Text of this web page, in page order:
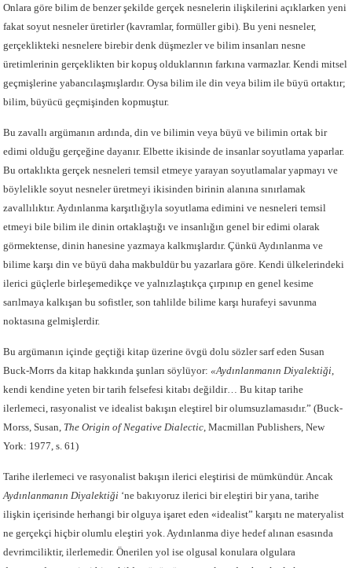
Onlara göre bilim de benzer şekilde gerçek nesnelerin ilişkilerini açıklarken yeni
fakat soyut nesneler üretirler (kavramlar, formüller gibi). Bu yeni nesneler,
gerçeklikteki nesnelere birebir denk düşmezler ve bilim insanları nesne
üretimlerinin gerçeklikten bir kopuş olduklarının farkına varmazlar. Kendi mitsel
geçmişlerine yabancılaşmışlardır. Oysa bilim ile din veya bilim ile büyü ortaktır;
bilim, büyücü geçmişinden kopmuştur.
Bu zavallı argümanın ardında, din ve bilimin veya büyü ve bilimin ortak bir
edimi olduğu gerçeğine dayanır. Elbette ikisinde de insanlar soyutlama yaparlar.
Bu ortaklıkta gerçek nesneleri temsil etmeye yarayan soyutlamalar yapmayı ve
böylelikle soyut nesneler üretmeyi ikisinden birinin alanına sınırlamak
zavallılıktır. Aydınlanma karşıtlığıyla soyutlama edimini ve nesneleri temsil
etmeyi bile bilim ile dinin ortaklaştığı ve insanlığın genel bir edimi olarak
görmektense, dinin hanesine yazmaya kalkmışlardır. Çünkü Aydınlanma ve
bilime karşı din ve büyü daha makbuldür bu yazarlara göre. Kendi ülkelerindeki
ilerici güçlerle birleşemedikçe ve yalnızlaştıkça çırpınıp en genel kesime
sarılmaya kalkışan bu sofistler, son tahlilde bilime karşı hurafeyi savunma
noktasına gelmişlerdir.
Bu argümanın içinde geçtiği kitap üzerine övgü dolu sözler sarf eden Susan
Buck-Morrs da kitap hakkında şunları söylüyor:«Aydınlanmanın Diyalektiği,
kendi kendine yeten bir tarih felsefesi kitabı değildir… Bu kitap tarihe
ilerlemeci, rasyonalist ve idealist bakışın eleştirel bir olumsuzlamasıdır.” (Buck-
Morss, Susan, The Origin of Negative Dialectic, Macmillan Publishers, New
York: 1977, s. 61)
Tarihe ilerlemeci ve rasyonalist bakışın ilerici eleştirisi de mümkündür. Ancak
Aydınlanmanın Diyalektiği ‘ne bakıyoruz ilerici bir eleştiri bir yana, tarihe
ilişkin içerisinde herhangi bir olguya işaret eden «idealist” karşıtı ne materyalist
ne gerçekçi hiçbir olumlu eleştiri yok. Aydınlanma diye hedef alınan esasında
devrimciliktir, ilerlemedir. Önerilen yol ise olgusal konulara olgulara